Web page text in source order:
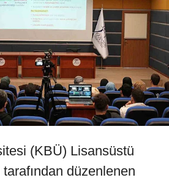
(KBÜ) Lisansüstü
düzenlenen